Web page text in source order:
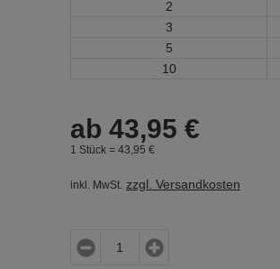
2
3
5
10
ab 43,95 €
1 Stück = 43, 95 €
inkl. MwSt. zzgl. Versandkosten